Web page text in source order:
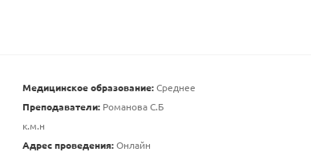
Медицинское образование:Среднее
Преподаватели:Романова С.Б
к.м.н
Адрес проведения:Онлайн